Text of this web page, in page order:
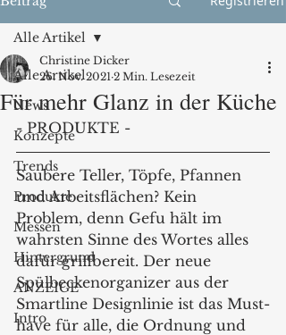
Alle Artikel
News
Konzepte
Trends
Produkte
Messen
Hintergrund
ANZEIGE
Intro
Alle Artikel
Für mehr Glanz in der Küche
Christine Dicker
26. Nov. 2021 2 Min. Lesezeit
- PRODUKTE -
Saubere Teller, Töpfe, Pfannen
und Arbeitsflächen? Kein
Problem, denn Gefu hält im
wahrsten Sinne des Wortes alles
dafür griffbereit. Der neue
Spülbeckenorganizer aus der
Smartline Designlinie ist das Must-
have für alle, die Ordnung und